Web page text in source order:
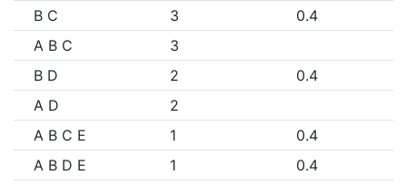
B C
3
0.4
A B C
3
B D
2
0.4
A D
2
A B C E
1
0.4
A B D E
1
0.4